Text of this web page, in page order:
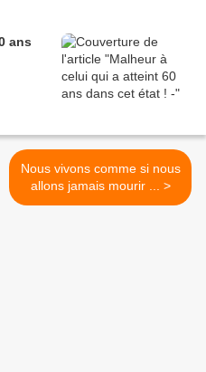
ans
Nous vivons comme si nous
allons jamais mourir ... >